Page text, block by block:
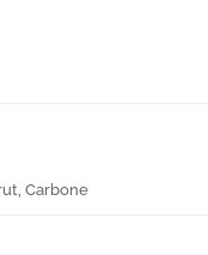
Carbone